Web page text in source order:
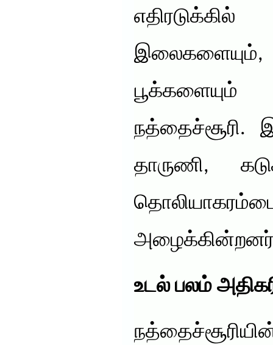
நத்தைச்சூரி.
தாருணி,
உடல் பலம்